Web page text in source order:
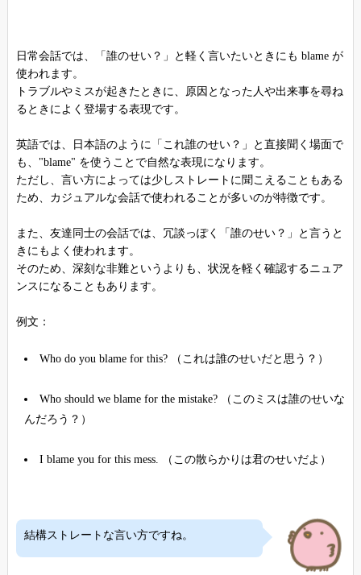
日常会話では、「誰のせい？」と軽く言いたいときにも blame が
使われます。
トラブルやミスが起きたときに、原因となった人や出来事を尋ね
るときによく登場する表現です。
英語では、日本語のように「これ誰のせい？」と直接聞く場面で
も、"blame" を使うことで自然な表現になります。
ただし、言い方によっては少しストレートに聞こえることもある
ため、カジュアルな会話で使われることが多いのが特徴です。
また、友達同士の会話では、冗談っぽく「誰のせい？」と言うと
きにもよく使われます。
そのため、深刻な非難というよりも、状況を軽く確認するニュア
ンスになることもあります。
例文：
Who do you blame for this? （これは誰のせいだと思う？）
Who should we blame for the mistake? （このミスは誰のせいな
んだろう？）
I blame you for this mess. （この散らかりは君のせいだよ）
結構ストレートな言い方ですね。